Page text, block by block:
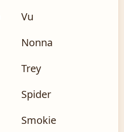
Vu
Nonna
Trey
Spider
Smokie